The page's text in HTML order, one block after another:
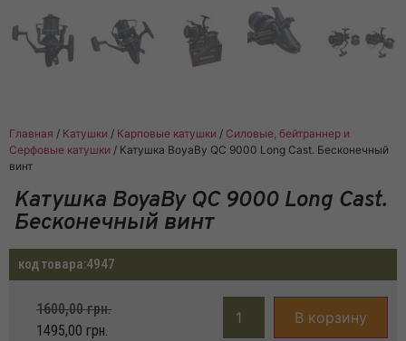
Главная / Катушки / Карповые катушки / Силовые, бейтраннер и
Серфовые катушки / Катушка BoyaBy QC 9000 Long Cast. Бесконечный
винт
Катушка BoyaBy QC 9000 Long Cast.
Бесконечный винт
код товара:4947
1600,00грн.
1495,00 грн.
В корзину